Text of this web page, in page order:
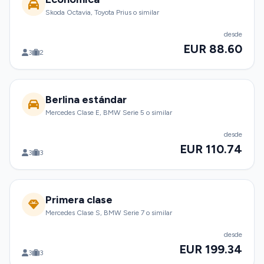
Skoda Octavia, Toyota Prius o similar
3 2
desde
EUR 88.60
Berlina estándar
Mercedes Clase E, BMW Serie 5 o similar
3 3
desde
EUR 110.74
Primera clase
Mercedes Clase S, BMW Serie 7 o similar
3 3
desde
EUR 199.34